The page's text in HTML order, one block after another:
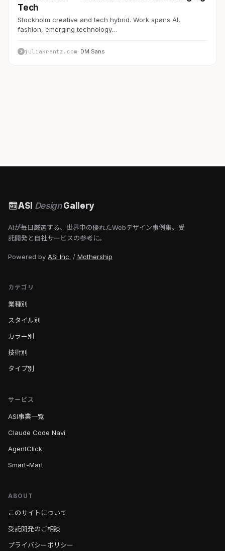
Tech
Stockholm creative and tech hybrid. Work spans AI,
fashion, emerging technology…
juliakrantz.com· DM Sans
ASI DesignGallery
AIが毎日厳選する、世界中の優れたWebデザイン事例集。受
託開発と自社サービスの参考に。
Powered by ASI Inc. / Mothership
カテゴリ
業種別
スタイル別
カラー別
技術別
タイプ別
サービス
ASI事業一覧
Claude Code Navi
AgentClick
Smart-Mart
ABOUT
このサイトについて
受託開発のご相談
プライバシーポリシー